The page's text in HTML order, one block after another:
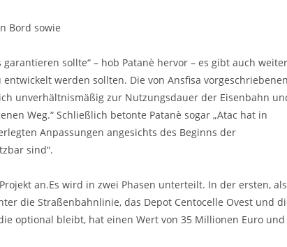
Bord sowie
sollte“ – hob Patanè hervor – es gibt auch
werden sollten. Die von Ansfisa
unverhältnismäßig zur Nutzungsdauer der Eisenbahn
Weg.“ Schließlich betonte Patanè sogar „Atac hat in
Anpassungen angesichts des Beginns der
sind“.
an.Es wird in zwei Phasen unterteilt. In der ersten, als
die Straßenbahnlinie, das Depot Centocelle Ovest und
optional bleibt, hat einen Wert von 35 Millionen Euro und